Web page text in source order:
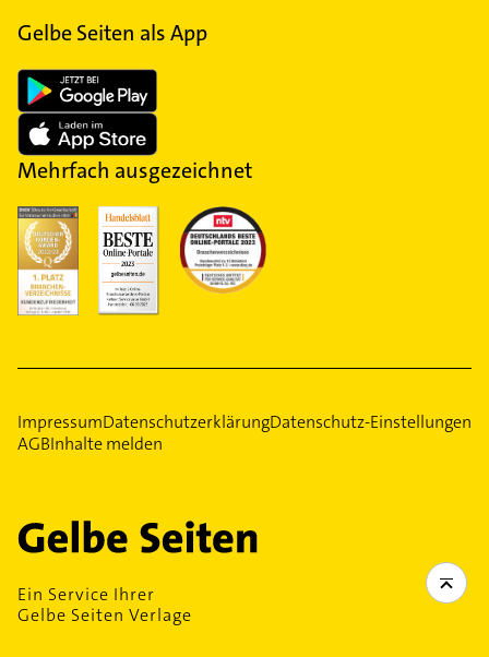
Gelbe Seiten als App
Mehrfach ausgezeichnet
ImpressumDatenschutzerklärungDatenschutz-Einstellungen
AGBInhalte melden
Ein Service Ihrer
Gelbe Seiten Verlage